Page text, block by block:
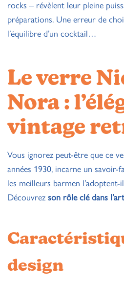
rocks – révèlent leur pleine
préparations. Une erreur de
l’équilibre d’un cocktail…
Le verre
Nora :
vintage
Vous ignorez peut-être que ce
années 1930, incarne un
les meilleurs barmen l’adoptent-
Découvrezson rôle clé dans
design